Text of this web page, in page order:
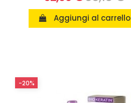
Aggiungi al carrello
-20%